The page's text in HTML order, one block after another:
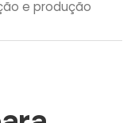
e produção